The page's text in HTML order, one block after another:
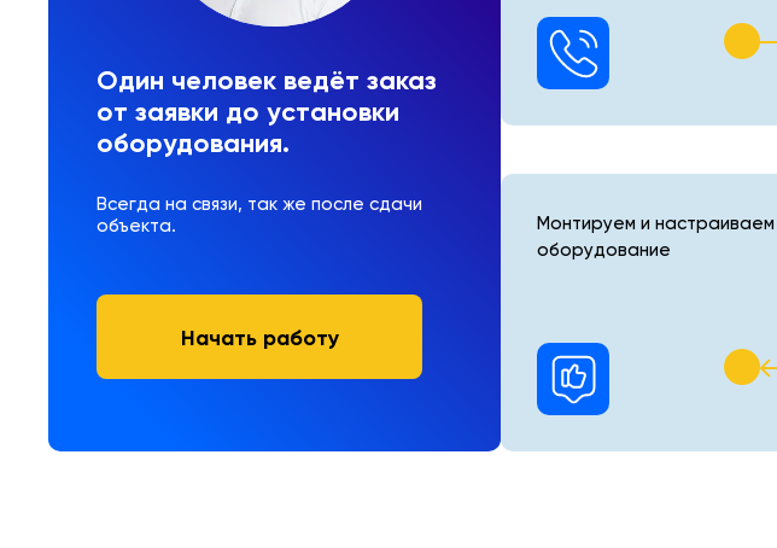
Один человек ведёт заказ
от заявки до установки
оборудования.
Всегда на связи, так же после сдачи
объекта.
Начать работу
Монтируем и настраиваем
оборудование